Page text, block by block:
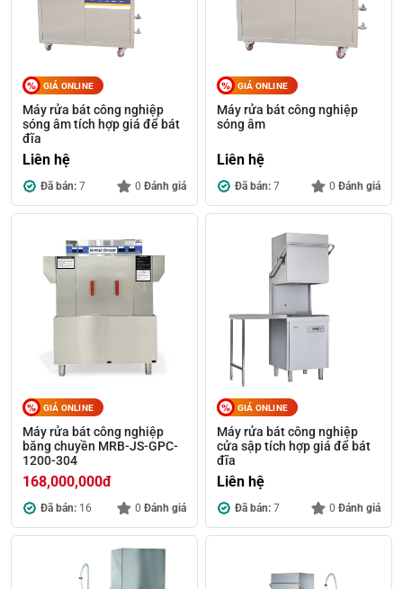
GIÁ ONLINE
Máy rửa bát công nghiệp
sóng âm tích hợp giá để bát
đĩa
Liên hệ
Đã bán: 7 0 Đánh giá
GIÁ ONLINE
Máy rửa bát công nghiệp
sóng âm
Liên hệ
Đã bán: 7 0 Đánh giá
GIÁ ONLINE
Máy rửa bát công nghiệp
băng chuyền MRB-JS-GPC-
1200-304
168,000,000đ
Đã bán: 16 0 Đánh giá
GIÁ ONLINE
Máy rửa bát công nghiệp
cửa sập tích hợp giá để bát
đĩa
Liên hệ
Đã bán: 7 0 Đánh giá